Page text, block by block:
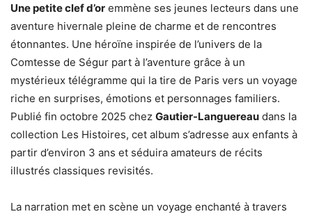
Une petite clef d’or emmène ses jeunes lecteurs dans une
aventure hivernale pleine de charme et de rencontres
étonnantes. Une héroïne inspirée de l’univers de la
Comtesse de Ségur part à l’aventure grâce à un
mystérieux télégramme qui la tire de Paris vers un voyage
riche en surprises, émotions et personnages familiers.
Publié fin octobre 2025 chez Gautier-Languereau dans la
collection Les Histoires, cet album s’adresse aux enfants à
partir d’environ 3 ans et séduira amateurs de récits
illustrés classiques revisités.
La narration met en scène un voyage enchanté à travers